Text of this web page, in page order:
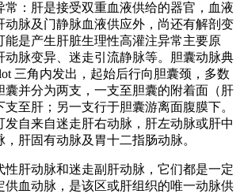
常：肝是接受双重血液供给的器官，血液
动脉及门静脉血液供应外，尚还有解剖变
能是产生肝脏生理性高灌注异常主要原
动脉变异、迷走引流静脉等。胆囊动脉典
三角内发出，起始后行向胆囊颈，多数
囊并分为两支，一支至胆囊的附着面（肝
至肝；另一支行于胆囊游离面腹膜下。
发自来自迷走肝右动脉，肝左动脉或肝中
肝固有动脉及胃十二指肠动脉。
性肝动脉和迷走副肝动脉，它们都是一定
供血动脉，是该区或肝组织的唯一动脉供